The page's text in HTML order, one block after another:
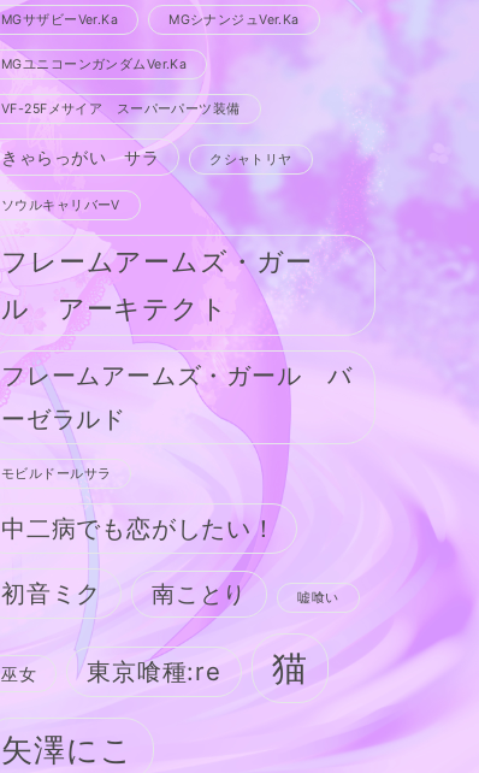
MGサザビーVer.Ka MGシナンジュVer.Ka
MGユニコーンガンダムVer.Ka
VF-25Fメサイア スーパーパーツ装備
きゃらっがい サラ クシャトリヤ
ソウルキャリバーV
フレームアームズ・ガー
ル アーキテクト
フレームアームズ・ガール バ
ーゼラルド
モビルドールサラ
中二病でも恋がしたい！
初音ミク 南ことり 嘘喰い
巫女 東京喰種:re 猫
矢澤にこ